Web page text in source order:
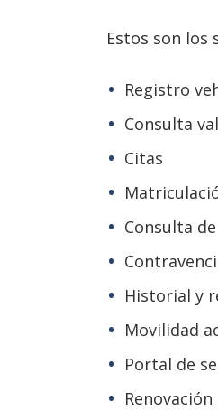
Estos son los
Registro
Consulta
Citas
Consulta
Historial y
Movilidad
Portal de